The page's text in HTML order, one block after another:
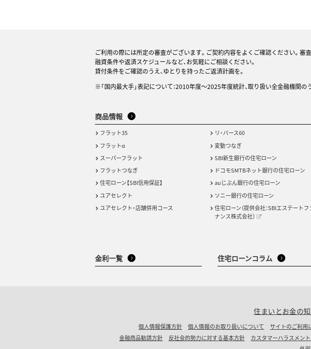
ご利用の際には所定の審査がございます。ご契約内容をよくご確認ください。審
融資条件や返済スケジュールなど、お気軽にご相談ください。
貸付条件をご確認のうえ、ゆとりを持ったご返済計画を。
※「国内最大手」表記について：2010年度～2025年度統計、取り扱い全金融機関の
商品情報
フラット35
フラットα
スーパーフラット
フラットつなぎ
住宅ローン【SBI信用保証】
ユアセレクト
ユアセレクト・店舗併用コース
リ・バース60
変動つなぎ
SBI新生銀行の住宅ローン
ドコモSMTBネット銀行の住宅ローン
auじぶん銀行の住宅ローン
ソニー銀行の住宅ローン
住宅ローン（提供会社：SBIエステートフ
ナンス株式会社）
金利一覧 住宅ローンコラム
住まいとお金の
個人情報保護方針 個人情報のお取り扱いについて サイトのご利用
金融商品勧誘方針
反社会的勢力に対する基本方針 カスタマーハラスメン